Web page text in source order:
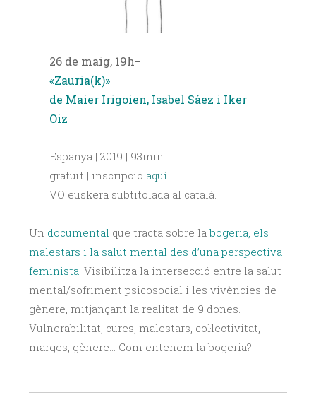
26 de maig, 19h−
«Zauria(k)»
de Maier Irigoien, ​Isabel Sáez i Iker
Oiz
Espanya | 2019 | 93min
gratuït | inscripció aquí
VO euskera subtitolada al català.
Un documental que tracta sobre la bogeria, els
malestars i la salut mental des d’una perspectiva
feminista . Visibilitza la intersecció entre la salut
mental/sofriment psicosocial i les vivències de
gènere, mitjançant la realitat de 9 dones.
Vulnerabilitat, cures, malestars, col·lectivitat,
marges, gènere… Com entenem la bogeria?